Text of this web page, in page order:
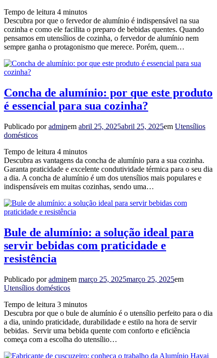
Tempo de leitura 4 minutos
Descubra por que o fervedor de alumínio é indispensável na sua
cozinha e como ele facilita o preparo de bebidas quentes. Quando
pensamos em utensílios de cozinha, o fervedor de alumínio nem
sempre ganha o protagonismo que merece. Porém, quem…
Concha de alumínio: por que este produto
é essencial para sua cozinha?
Publicado poradminem abril 25, 2025abril 25, 2025em Utensílios
domésticos
Tempo de leitura 4 minutos
Descubra as vantagens da concha de alumínio para a sua cozinha.
Garanta praticidade e excelente condutividade térmica para o seu dia
a dia. A concha de alumínio é um dos utensílios mais populares e
indispensáveis em muitas cozinhas, sendo uma…
Bule de alumínio: a solução ideal para
servir bebidas com praticidade e
resistência
Publicado poradminem março 25, 2025março 25, 2025em
Utensílios domésticos
Tempo de leitura 3 minutos
Descubra por que o bule de alumínio é o utensílio perfeito para o dia
a dia, unindo praticidade, durabilidade e estilo na hora de servir
bebidas. Servir uma bebida quente com conforto e eficiência
começa com a escolha do utensílio…